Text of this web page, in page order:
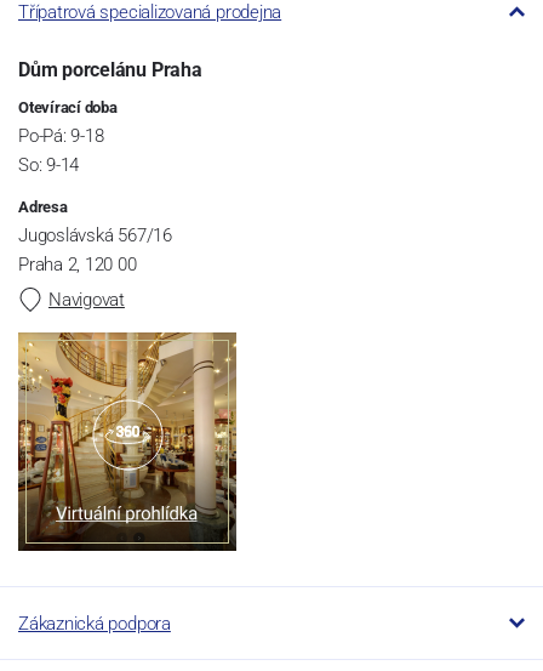
Třípatrová specializovaná prodejna
Dům porcelánu Praha
Otevírací doba
Po-Pá: 9-18
So: 9-14
Adresa
Jugoslávská 567/16
Praha 2, 120 00
Navigovat
Zákaznická podpora